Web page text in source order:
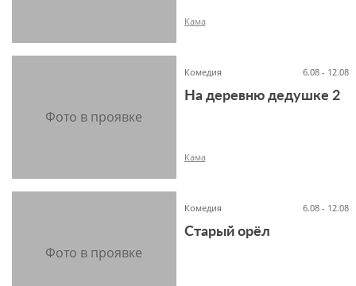
Кама
Комедия 6.08 - 12.08
На деревню дедушке 2
Кама
Комедия 6.08 - 12.08
Старый орёл